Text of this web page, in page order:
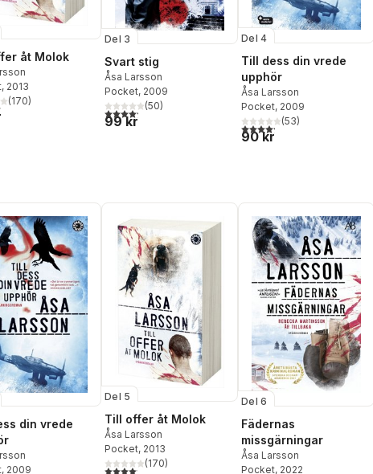
åt Molok
, 2013
stjärnor. Totalt antal röster:
(170)
Del 3
Svart stig
Åsa Larsson
Pocket, 2009
4,2utav 5 stjärnor. Totalt antal röster:
(50)
99 kr
Del 4
Till dess din vrede
upphör
Åsa Larsson
Pocket, 2009
4,2utav 5 stjärnor. Totalt
(53)
90 kr
din vrede
, 2009
Del 5
Till offer åt Molok
Åsa Larsson
Pocket, 2013
4,1utav 5 stjärnor. Totalt antal röster:
(170)
Del 6
Fädernas
missgärningar
Åsa Larsson
Pocket, 2022